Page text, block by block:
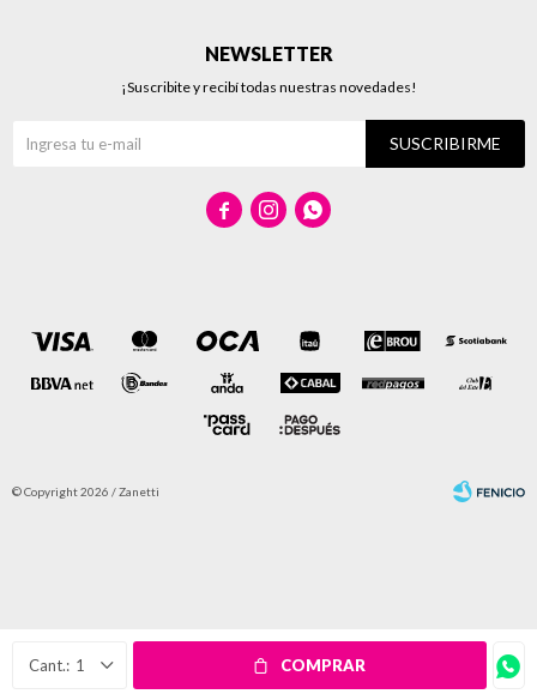
1 COMPRAR
NEWSLETTER
¡Suscribite y recibí todas nuestras novedades!
SUSCRIBIRME
  
© Copyright 2026 / Zanetti